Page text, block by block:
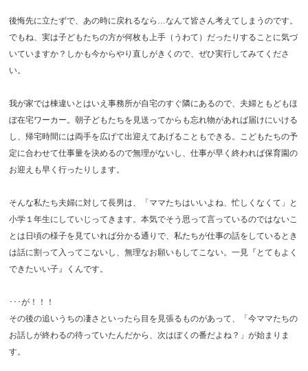
後悔先に立たずで、あの時に戻れるなら…なんて皆さん考えてしまうのです。
でもね、実は子どもたちの方が何枚も上手（うわて）だったりすることに気づ
いていますか？しかも今からやり直しがきくので、ぜひ実行してみてくださ
い。
我が家では棟違いとはいえ事務所が自宅のすぐ隣にあるので、夫婦ともどもほ
ぼ在宅ワーカー。朝子どもたちを見送ってからも忘れ物があれば届けにいける
し、帰宅時間には両手を広げて出迎えてあげることもできる。こどもたちの予
定に合わせて仕事量を決めるので無理がないし、仕事が早く終われば保育園の
お迎えも早く行ったりします。
そんな私たち夫婦に対して長男は、「ママたちはいいよね、忙しくなくて」と
小学１年生にしていじってきます。本気でそう思って言っているのではないこ
とは日頃の様子を見ていれば分かる通りで、私たちが仕事の話をしているとき
は話に割って入ってこないし、無理なお願いもしてこない。一見『とてもよく
できたいい子』くんです。
･･･が！！！
その後の追いうちの凄さといったら目を見張るものがあって、「今ママたちの
お話しが終わるの待っていたんだから、次はぼくの番だよね？」が始まりま
す。